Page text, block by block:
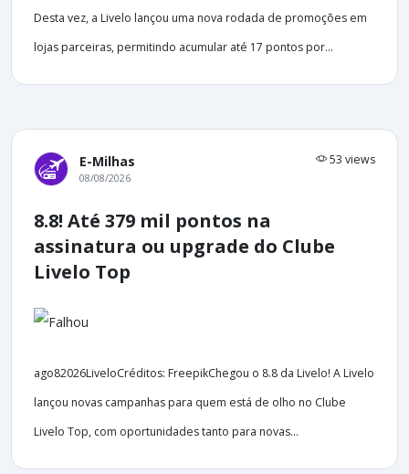
Desta vez, a Livelo lançou uma nova rodada de promoções em
lojas parceiras, permitindo acumular até 17 pontos por...
E-Milhas 53 views
08/08/2026
8.8! Até 379 mil pontos na
assinatura ou upgrade do Clube
Livelo Top
ago82026LiveloCréditos: FreepikChegou o 8.8 da Livelo! A Livelo
lançou novas campanhas para quem está de olho no Clube
Livelo Top, com oportunidades tanto para novas...